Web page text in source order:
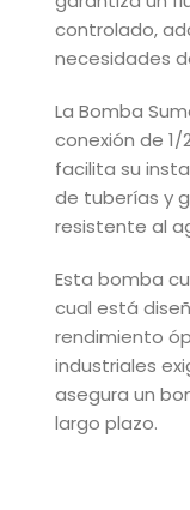
controlado,
necesidades
La Bomba
conexión de 1/
facilita su
de tuberías y
resistente al
Esta bomba
cual está
rendimiento
industriales
asegura un
largo plazo.